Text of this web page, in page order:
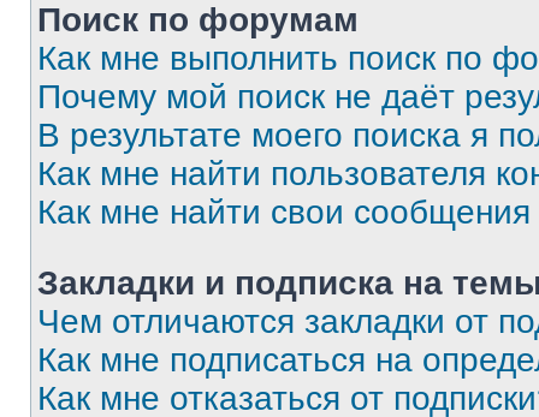
Поиск по форумам
Как мне выполнить поиск по
Почему мой поиск не даёт
В результате моего поиска я
Как мне найти пользователя
Как мне найти свои
Закладки и подписка на
Чем отличаются закладки от
Как мне подписаться на
Как мне отказаться от